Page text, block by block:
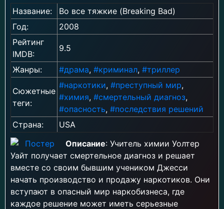
Название:
Во все тяжкие (Breaking Bad)
Год:
2008
Рейтинг
IMDB:
9.5
Жанры: #драма, #криминал, #триллер
Сюжетные
теги:
#наркотики, #преступный мир,
#химия, #смертельный диагноз,
#опасность, #последствия решений
Страна:
USA
Описание: Учитель химии Уолтер
Уайт получает смертельное диагноз и решает
вместе со своим бывшим учеником Джесси
начать производство и продажу наркотиков. Они
вступают в опасный мир наркобизнеса, где
каждое решение может иметь серьезные